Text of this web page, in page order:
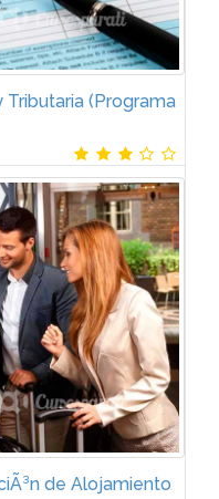
Tributaria (Programa
sobre la
Base imponible.
sobre la...
de Alojamiento